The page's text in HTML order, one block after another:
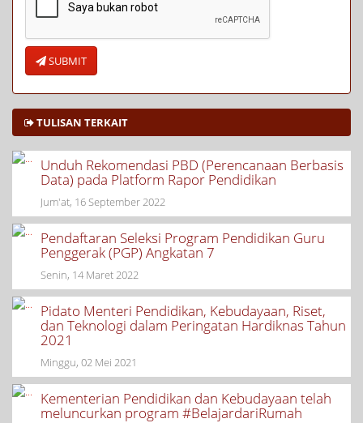
SUBMIT
TULISAN TERKAIT
Unduh Rekomendasi PBD (Perencanaan Berbasis
Data) pada Platform Rapor Pendidikan
Jum'at, 16 September 2022
Pendaftaran Seleksi Program Pendidikan Guru
Penggerak (PGP) Angkatan 7
Senin, 14 Maret 2022
Pidato Menteri Pendidikan, Kebudayaan, Riset,
dan Teknologi dalam Peringatan Hardiknas Tahun
2021
Minggu, 02 Mei 2021
Kementerian Pendidikan dan Kebudayaan telah
meluncurkan program #BelajardariRumah